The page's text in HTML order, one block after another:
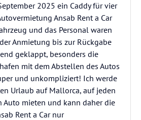
2025 ein Caddy für vier
Ansab Rent a Car
und das Personal waren
Anmietung bis zur Rückgabe
geklappt, besonders die
mit dem Abstellen des Autos
und unkompliziert! Ich werde
Urlaub auf Mallorca, auf jeden
Auto mieten und kann daher die
Rent a Car nur